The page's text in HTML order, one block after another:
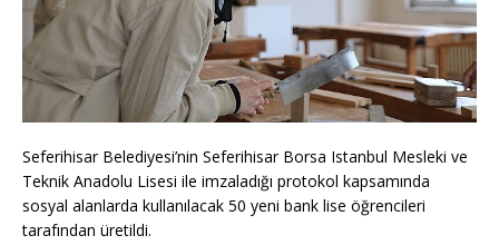
Seferihisar Belediyesi’nin Seferihisar Borsa Istanbul Mesleki ve
Teknik Anadolu Lisesi ile imzaladığı protokol kapsamında
sosyal alanlarda kullanılacak 50 yeni bank lise öğrencileri
tarafından üretildi.